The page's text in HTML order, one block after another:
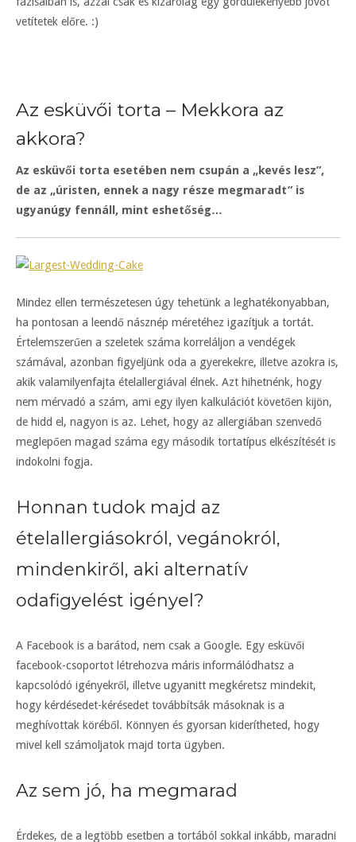
vetítetek előre. :)
Az esküvői torta – Mekkora az
akkora?
Az esküvői torta esetében nem csupán a „kevés lesz”,
de az „úristen, ennek a nagy része megmaradt” is
ugyanúgy fennáll, mint eshetőség…
Mindez ellen természetesen úgy tehetünk a leghatékonyabban,
ha pontosan a leendő násznép méretéhez igazítjuk a tortát.
Értelemszerűen a szeletek száma korreláljon a vendégek
számával, azonban figyeljünk oda a gyerekekre, illetve azokra is,
akik valamilyenfajta ételallergiával élnek. Azt hihetnénk, hogy
nem mérvadó a szám, ami egy ilyen kalkulációt követően kijön,
de hidd el, nagyon is az. Lehet, hogy az allergiában szenvedő
meglepően magad száma egy második tortatípus elkészítését is
indokolni fogja.
Honnan tudok majd az
ételallergiásokról, vegánokról,
mindenkiről, aki alternatív
odafigyelést igényel?
A Facebook is a barátod, nem csak a Google. Egy esküvői
facebook-csoportot létrehozva máris informálódhatsz a
kapcsolódó igényekről, illetve ugyanitt megkéretsz mindekit,
hogy kérdésedet-kérésedet továbbítsák másoknak is a
meghívottak köréből. Könnyen és gyorsan kiderítheted, hogy
mivel kell számoljatok majd torta ügyben.
Az sem jó, ha megmarad
Érdekes, de a legtöbb esetben a tortából sokkal inkább, maradni